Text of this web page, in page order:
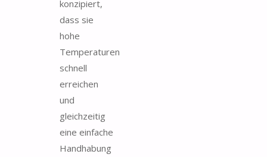
konzipiert,
dass sie
hohe
Temperaturen
schnell
erreichen
und
gleichzeitig
eine einfache
Handhabung